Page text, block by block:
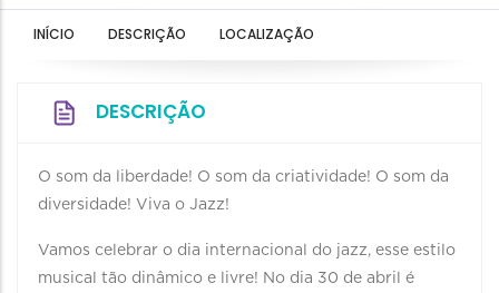
INÍCIO DESCRIÇÃO LOCALIZAÇÃO
DESCRIÇÃO
O som da liberdade! O som da criatividade! O som da
diversidade! Viva o Jazz!
Vamos celebrar o dia internacional do jazz, esse estilo
musical tão dinâmico e livre! No dia 30 de abril é